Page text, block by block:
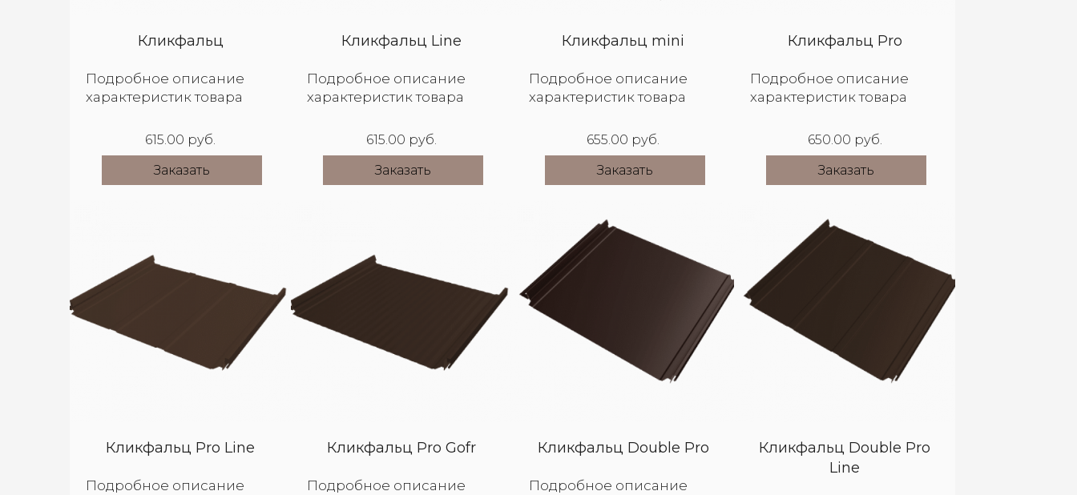
Кликфальц
Подробное описание
характеристик товара
615.00 руб.
Заказать
Кликфальц Line
Подробное описание
характеристик товара
615.00 руб.
Заказать
Кликфальц mini
Подробное описание
характеристик товара
655.00 руб.
Заказать
Кликфальц Pro
Подробное описание
характеристик товара
650.00 руб.
Заказать
Кликфальц Pro Line
Подробное описание
Кликфальц Pro Gofr
Подробное описание
Кликфальц Double Pro
Подробное описание
Кликфальц Double Pro
Line